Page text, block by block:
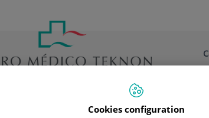
Actualitat Blog
Cookies configuration